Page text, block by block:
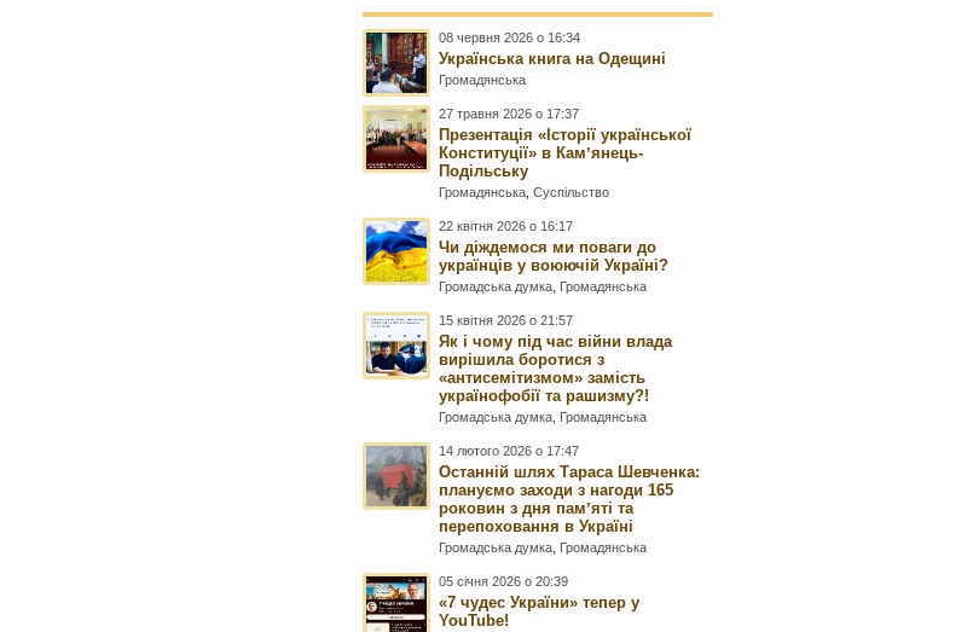
08 червня 2026 о 16:34
Українська книга на Одещині
Громадянська
27 травня 2026 о 17:37
Презентація «Історії української
Конституції» в Камʼянець-
Подільську
Громадянська ,Суспільство
22 квітня 2026 о 16:17
Чи діждемося ми поваги до
українців у воюючій Україні?
Громадська думка Громадянська
15 квітня 2026 о 21:57
Як і чому під час війни влада
вирішила боротися з
«антисемітизмом» замість
українофобії та рашизму?!
Громадська думка Громадянська
14 лютого 2026 о 17:47
Останній шлях Тараса Шевченка:
плануємо заходи з нагоди 165
роковин з дня памʼяті та
перепоховання в Україні
Громадська думка Громадянська
05 січня 2026 о 20:39
«7 чудес України» тепер у
YouTube!